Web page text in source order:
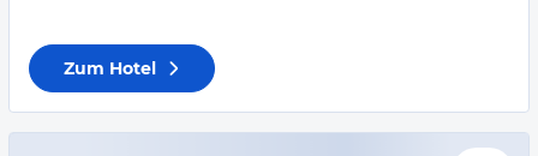
Zum Hotel